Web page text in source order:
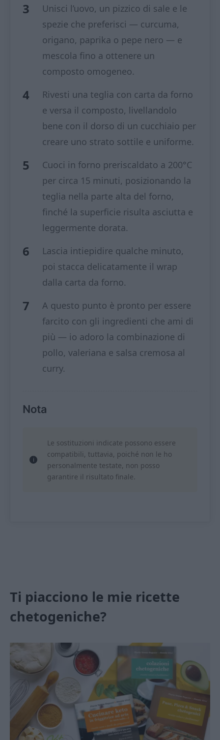
Unisci l’uovo, un pizzico di sale e le
spezie che preferisci — curcuma,
origano, paprika o pepe nero — e
mescola fino a ottenere un
composto omogeneo.
Rivesti una teglia con carta da forno
e versa il composto, livellandolo
bene con il dorso di un cucchiaio per
creare uno strato sottile e uniforme.
Cuoci in forno preriscaldato a 200°C
per circa 15 minuti, posizionando la
teglia nella parte alta del forno,
finché la superficie risulta asciutta e
leggermente dorata.
Lascia intiepidire qualche minuto,
poi stacca delicatamente il wrap
dalla carta da forno.
A questo punto è pronto per essere
farcito con gli ingredienti che ami di
più — io adoro la combinazione di
pollo, valeriana e salsa cremosa al
curry.
Nota
Le sostituzioni indicate possono essere
compatibili, tuttavia, poiché non le ho
personalmente testate, non posso
garantire il risultato finale.
Ti piacciono le mie ricette
chetogeniche?